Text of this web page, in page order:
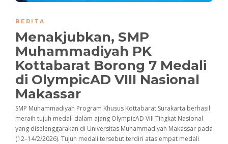
BERITA
Menakjubkan, SMP
Muhammadiyah PK
Kottabarat Borong 7 Medali
di OlympicAD VIII Nasional
Makassar
SMP Muhammadiyah Program Khusus Kottabarat Surakarta berhasil
meraih tujuh medali dalam ajang OlympicAD VIII Tingkat Nasional
yang diselenggarakan di Universitas Muhammadiyah Makassar pada
(12–14/2/2026). Tujuh medali tersebut terdiri atas empat medali